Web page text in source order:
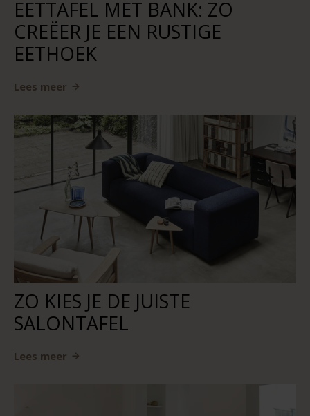
EETTAFEL MET BANK: ZO
CREËER JE EEN RUSTIGE
EETHOEK
Lees meer
ZO KIES JE DE JUISTE
SALONTAFEL
Lees meer